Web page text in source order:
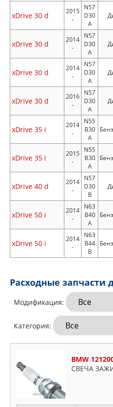
xDrive 30 d
2015
-
N57
D30
A
xDrive 30 d
2014
-
N57
D30
A
xDrive 30 d
2014
-
N57
D30
A
xDrive 30 d
2016
-
N57
D30
A
xDrive 35 i
2014
-
N55
B30
A
xDrive 35 i
2015
-
N55
B30
A
xDrive 40 d
2014
-
N57
D30
B
xDrive 50 i
2014
-
N63
B40
A
xDrive 50 i
2014
-
N63
B44
B
Расходные запчасти
Модификация:
Категория:
BMW
СВЕЧА